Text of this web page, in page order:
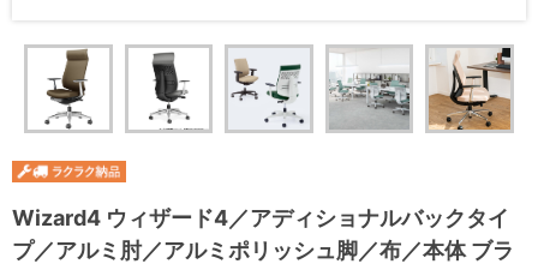
Wizard4 ウィザード4／アディショナルバックタイ
プ／アルミ肘／アルミポリッシュ脚／布／本体 ブラ